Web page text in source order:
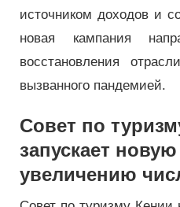
источником доходов и
новая кампания
восстановления
вызванного пандемией.
Совет по
запускает
увеличению